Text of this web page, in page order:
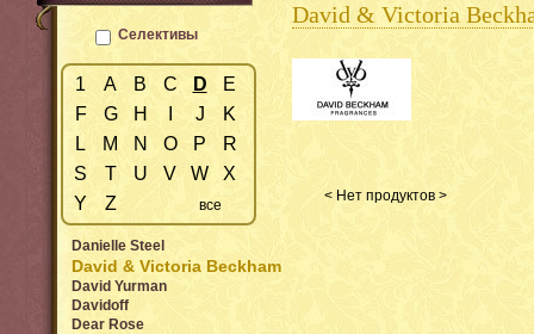
David & Victoria
< Нет продуктов >
Селективы
1 A B C D
E
F
G H J
K
L
M N O P
R
S
T U V W
X
Y
Z все
Danielle Steel
David & Victoria Beckham
David Yurman
Davidoff
Dear Rose